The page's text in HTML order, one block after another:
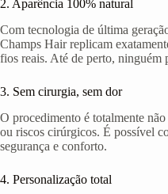
2. Aparência 100% natural
Com tecnologia de última
Champs Hair replicam
fios reais. Até de perto, ninguém
3. Sem cirurgia, sem dor
O procedimento é totalmente
ou riscos cirúrgicos. É possível
segurança e conforto.
4. Personalização total